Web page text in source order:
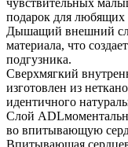
чувствительных
подарок для любящих
Дышащий внешний
материала, что
подгузника.
Сверхмягкий
изготовлен из
идентичного
Слой
во впитывающую
Впитывающая